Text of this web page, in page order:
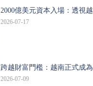
2000億美元資本入場：透視
2026-07-17
跨越財富門檻：越南正式成
2026-07-09